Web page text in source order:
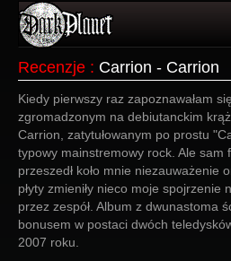
Wydarzenia
Galeria
Forum
Więcej
Recenzje : Carrion - Carrion
Kiedy pierwszy raz zapoznawałam
zgromadzonym na debiutanckim
Carrion, zatytułowanym po prostu
typowy mainstremowy rock. Ale sam
przeszedł koło mnie niezauważenie
płyty zmieniły nieco moje spojrzenie
przez zespół. Album z dwunastoma
bonusem w postaci dwóch
2007 roku.